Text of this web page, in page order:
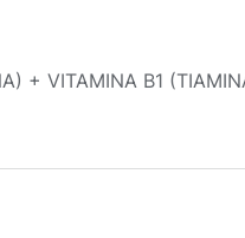
+ VITAMINA B1